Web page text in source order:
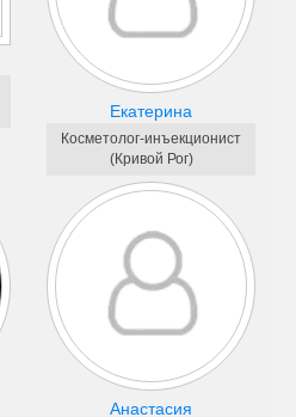
Екатерина
Косметолог-инъекционист
(Кривой Рог)
Анастасия